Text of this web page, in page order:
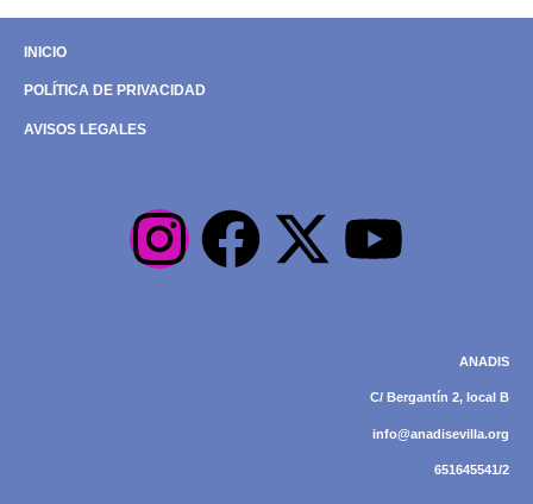
INICIO
POLÍTICA DE PRIVACIDAD
AVISOS LEGALES
ANADIS
C/ Bergantín 2, local B
info@anadisevilla.org
651645541/2